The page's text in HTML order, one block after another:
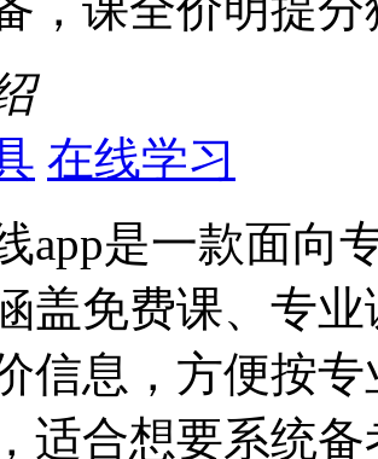
在线学习
app是一款面向
盖免费课、专
信息，方便按
适合想要系统